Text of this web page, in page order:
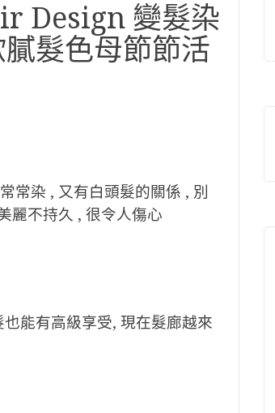
Design 變髮染
髮色母節節活
常染 , 又有白頭髮的關係 , 別
麗不持久 , 很令人傷心
能有高級享受, 現在髮廊越來